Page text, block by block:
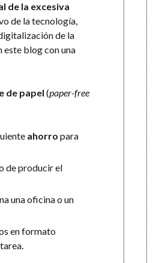
de la excesiva
de la tecnología,
de la
este blog con una
de papel (paper-free
ahorro para
de producir el
una oficina o un
en formato